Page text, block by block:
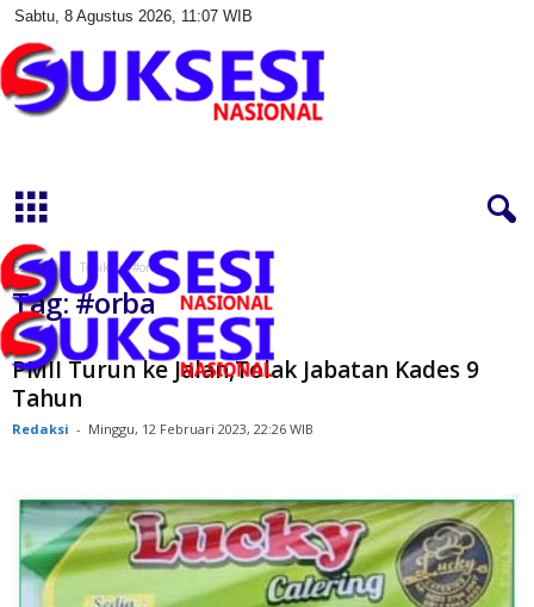
Sabtu, 8 Agustus 2026, 11:07 WIB
s
i
a
s
Beranda Topik #orba
Tag: #orba
PMII Turun ke Jalan,Tolak Jabatan Kades 9
Tahun
Redaksi - Minggu, 12 Februari 2023, 22:26 WIB